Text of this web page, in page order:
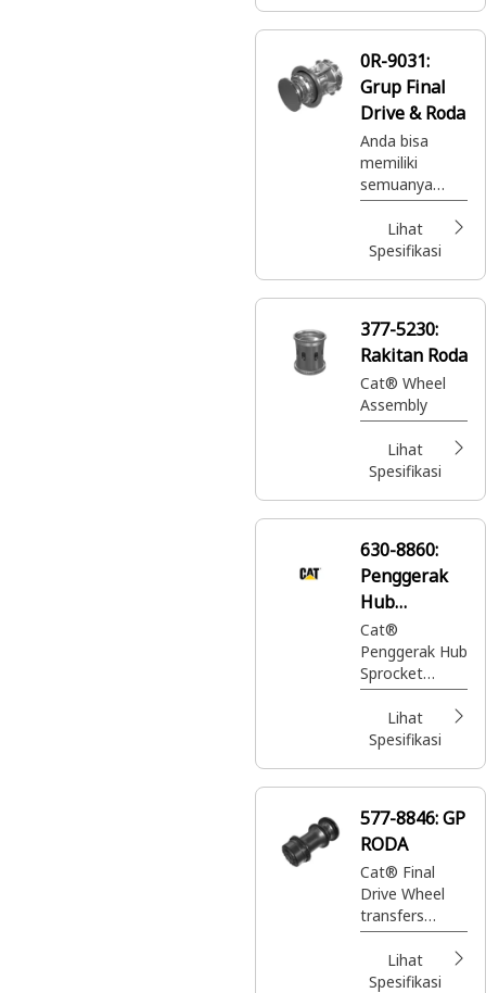
terbaik dengan
di mana pun
dan kapan pun
Anda
membutuhkan
nya -
semuanya
dengan harga
sangat murah.
0R-9031:
Grup Final
Drive & Roda
Anda bisa
memiliki
semuanya
dengan Cat
Reman. Suku
cadang Cat®
terbaik dengan
di mana pun
dan kapan pun
Anda
membutuhkan
nya -
semuanya
dengan harga
sangat murah.
Lihat
Spesifikasi
377-5230:
Rakitan Roda
Cat® Wheel
Assembly
Lihat
Spesifikasi
630-8860:
Penggerak
Hub
Sprocket
Cat®
Penggerak Hub
Sprocket
memasang
sprocket
dengan aman
memungkinkan
dan kontrol
pergerakan
alat berat yang
efisien
Lihat
Spesifikasi
577-8846:GP
RODA
Cat® Final
Drive Wheel
transfers
torque from
the final drive
to the ground,
Lihat
Spesifikasi